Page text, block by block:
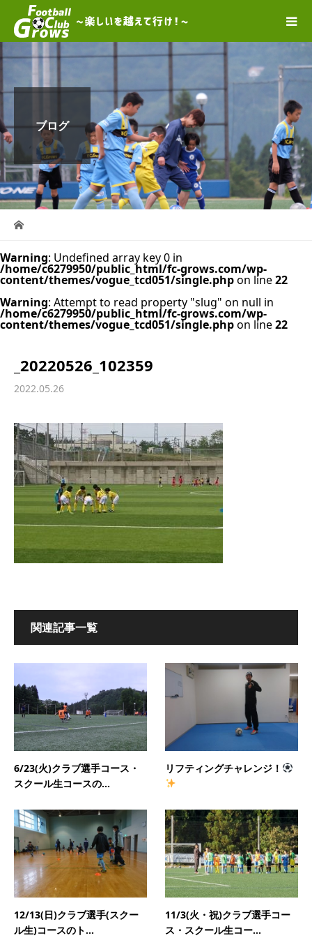
ブログ
Warning: Undefined array key 0 in
/home/c6279950/public_html/fc-grows.com/wp-
content/themes/vogue_tcd051/single.phpon line22
Warning: Attempt to read property "slug" on null in
/home/c6279950/public_html/fc-grows.com/wp-
content/themes/vogue_tcd051/single.phpon line22
_20220526_102359
2022.05.26
関連記事一覧
6/23(火)クラブ選手コース・
スクール生コースの...
リフティングチャレンジ！
12/13(日)クラブ選手(スクー
ル生)コースのト...
11/3(火・祝)クラブ選手コー
ス・スクール生コー...